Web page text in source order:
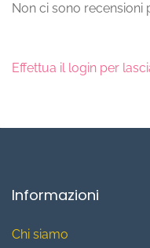
Non ci sono recensioni
Effettua il login per
Informazioni
Chi siamo